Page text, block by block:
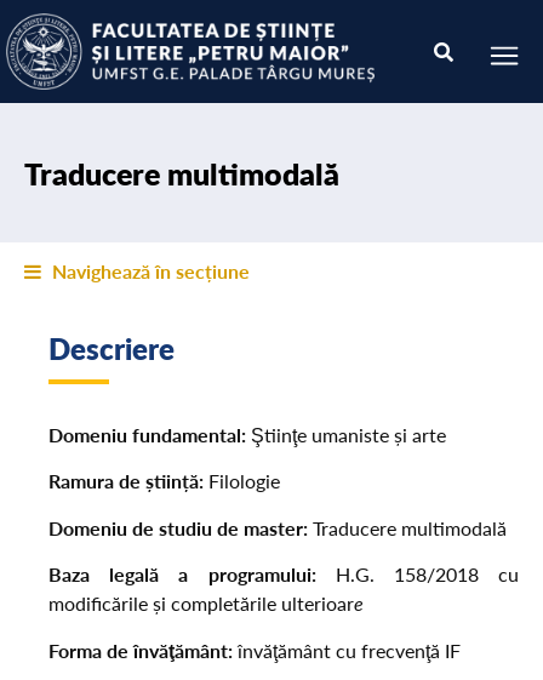
Traducere multimodală
Navighează în secțiune
Descriere
Domeniu fundamental: Ştiinţe umaniste și arte
Ramura de știință: Filologie
Domeniu de studiu de master:Traducere multimodală
Baza legală a programului: H.G. 158/2018 cu
modificările și completările ulterioare
Forma de învăţământ:învăţământ cu frecvenţă IF